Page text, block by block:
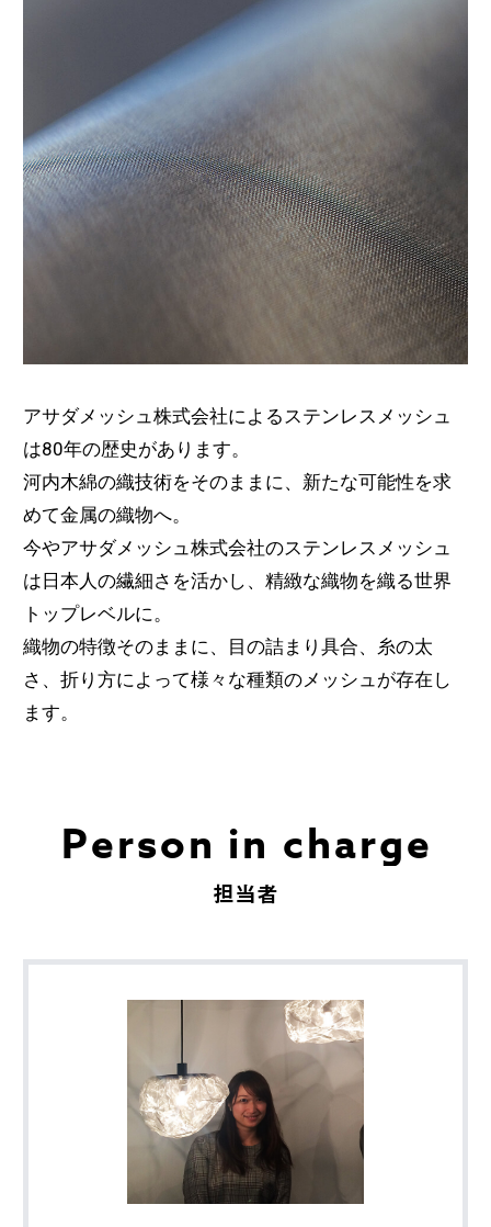
アサダメッシュ株式会社によるステンレスメッシュ
は80年の歴史があります。
河内木綿の織技術をそのままに、新たな可能性を求
めて金属の織物へ。
今やアサダメッシュ株式会社のステンレスメッシュ
は日本人の繊細さを活かし、精緻な織物を織る世界
トップレベルに。
織物の特徴そのままに、目の詰まり具合、糸の太
さ、折り方によって様々な種類のメッシュが存在し
ます。
Person in charge
担当者